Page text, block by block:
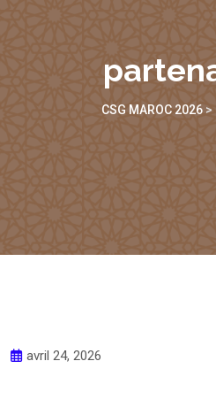
CSG MAROC 2026 >
avril 24, 2026